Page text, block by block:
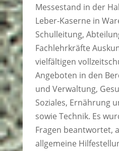
Messestand in der
Leber-Kaserne in
Schulleitung,
Fachlehrkräfte
vielfältigen
Angeboten in den
und Verwaltung,
Soziales, Ernährung
sowie Technik. Es
Fragen beantwortet,
allgemeine